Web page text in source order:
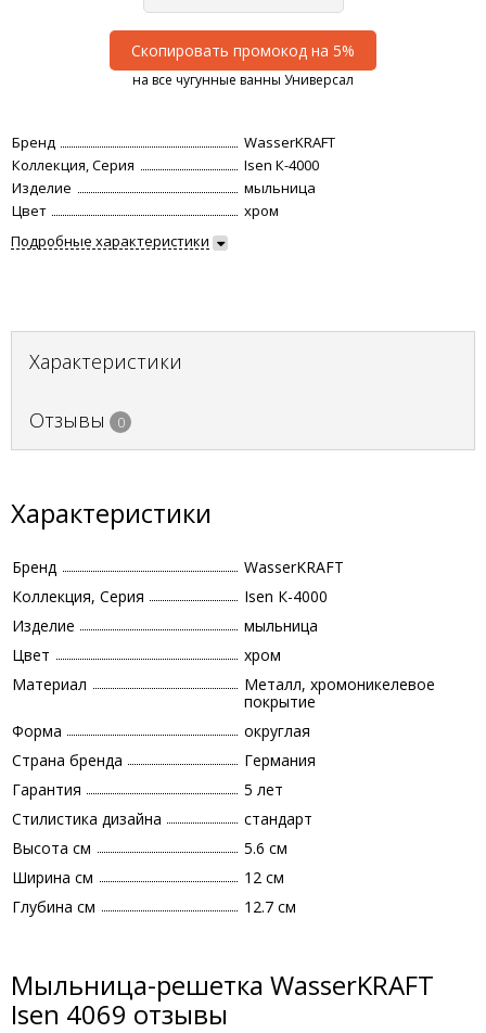
Скопировать промокод на 5%
на все чугунные ванны Универсал
Бренд
WasserKRAFT
Коллекция, Серия
Isen К-4000
Изделие
мыльница
Цвет
хром
Подробные характеристики
Характеристики
Отзывы 0
Характеристики
Бренд
WasserKRAFT
Коллекция, Серия
Isen К-4000
Изделие
мыльница
Цвет
хром
Материал
Металл, хромоникелевое
покрытие
Форма
округлая
Страна бренда
Германия
Гарантия
5 лет
Стилистика дизайна
стандарт
Высота см
5.6 см
Ширина см
12 см
Глубина см
12.7 см
Мыльница-решетка WasserKRAFT
Isen 4069 отзывы